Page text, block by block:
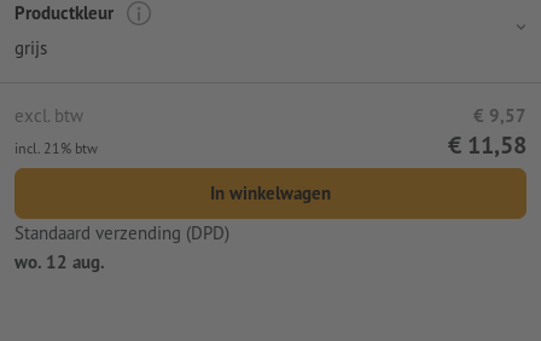
Productkleur
grijs
excl. btw € 9,57
incl. 21% btw € 11,58
In winkelwagen
Standaard verzending (DPD)
wo. 12 aug.